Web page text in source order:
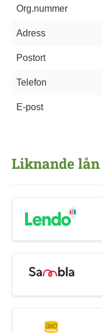
Org.nummer
Adress
Postort
Telefon
E-post
Liknande lån